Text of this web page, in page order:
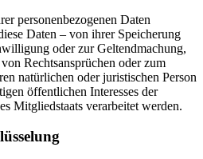
personenbezogenen Daten
Daten – von ihrer Speicherung
oder zur Geltendmachung,
Rechtsansprüchen oder zum
natürlichen oder juristischen Person
öffentlichen Interesses der
Mitgliedstaats verarbeitet werden.